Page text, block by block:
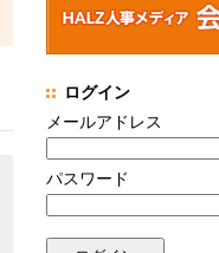
ログイン
メールアドレス
パスワード